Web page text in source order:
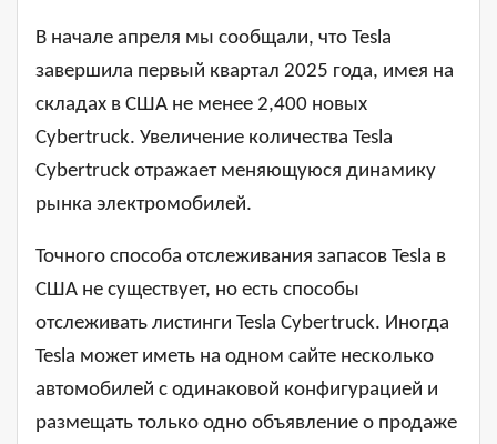
В начале апреля мы сообщали, что Tesla
завершила первый квартал 2025 года, имея на
складах в США не менее 2,400 новых
Cybertruck. Увеличение количества Tesla
Cybertruck отражает меняющуюся динамику
рынка электромобилей.
Точного способа отслеживания запасов Tesla в
США не существует, но есть способы
отслеживать листинги Tesla Cybertruck. Иногда
Tesla может иметь на одном сайте несколько
автомобилей с одинаковой конфигурацией и
размещать только одно объявление о продаже